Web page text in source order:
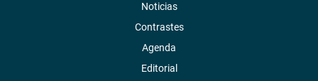
Noticias
Contrastes
Agenda
Editorial